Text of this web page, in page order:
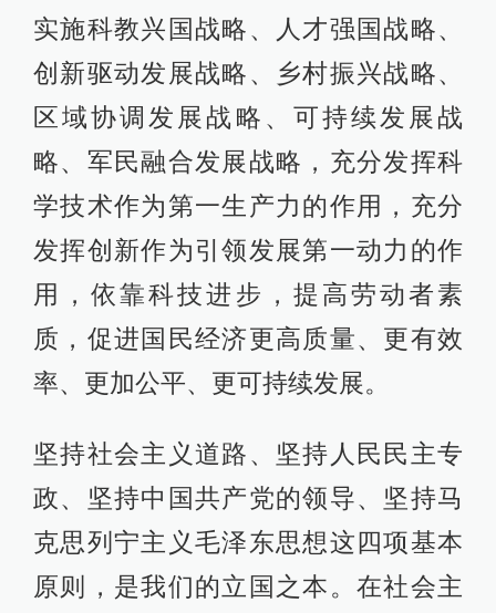
实施科教兴国战略、人才强国战略、
创新驱动发展战略、乡村振兴战略、
区域协调发展战略、可持续发展战
略、军民融合发展战略，充分发挥科
学技术作为第一生产力的作用，充分
发挥创新作为引领发展第一动力的作
用，依靠科技进步，提高劳动者素
质，促进国民经济更高质量、更有效
率、更加公平、更可持续发展。
坚持社会主义道路、坚持人民民主专
政、坚持中国共产党的领导、坚持马
克思列宁主义毛泽东思想这四项基本
原则，是我们的立国之本。在社会主